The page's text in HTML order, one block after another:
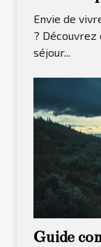
étoiles à
Envie de
?
séjour...
Guide